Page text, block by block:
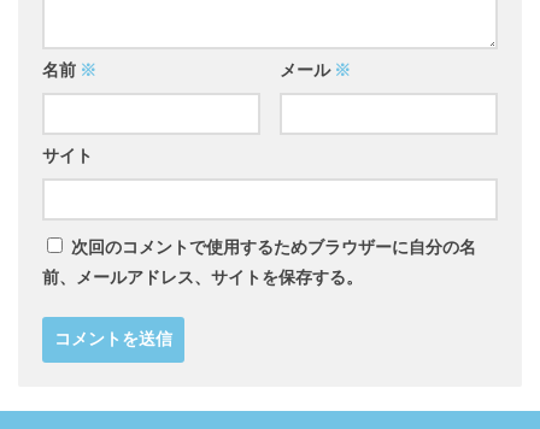
名前 ※ メール ※
サイト
次回のコメントで使用するためブラウザーに自分の名
前、メールアドレス、サイトを保存する。